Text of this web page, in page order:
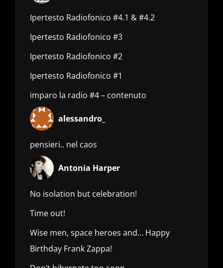
Ipertesto Radiofonico #4.1 & #4.2
Ipertesto Radiofonico #3
Ipertesto Radiofonico #2
Ipertesto Radiofonico #1
imparo la radio #4 – contenuto
alessandro_
pensieri.. nel caos
Antonia Harper
No isolation but celebration!
Time out!
Wise men, space heroes and… Happy
Birthday Frank Zappa!